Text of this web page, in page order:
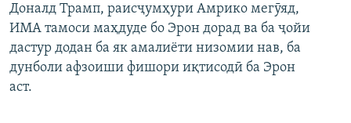
Доналд Трамп, раисҷумҳури Амрико мегӯяд,
ИМА тамоси маҳдуде бо Эрон дорад ва ба ҷойи
дастур додан ба як амалиёти низомии нав, ба
дунболи афзоиши фишори иқтисодӣ ба Эрон
аст.